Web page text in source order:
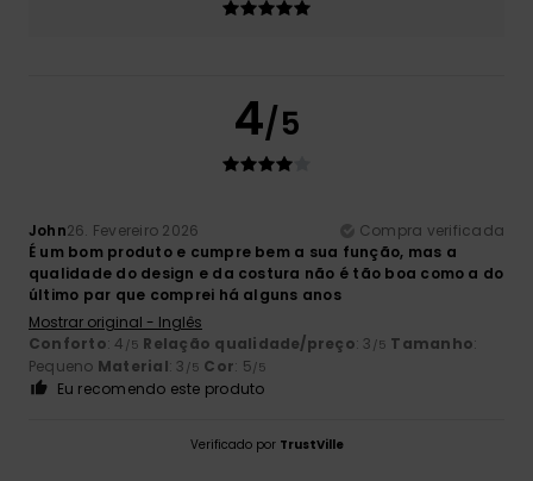
4/5
John26. Fevereiro 2026
Compra verificada
É um bom produto e cumpre bem a sua função, mas a
qualidade do design e da costura não é tão boa como a do
último par que comprei há alguns anos
Mostrar original - Inglês
Conforto: 4 /5 Relação qualidade/preço: 3 /5 Tamanho:
Pequeno Material: 3 /5 Cor: 5/5
Eu recomendo este produto
Verificado por TrustVille